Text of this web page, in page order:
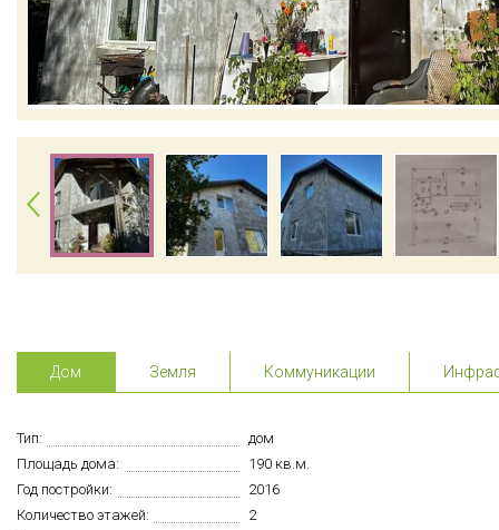
Дом Земля Коммуникации
Тип:
дом
Площадь дома:
190 кв.м.
Год постройки:
2016
Количество этажей:
2